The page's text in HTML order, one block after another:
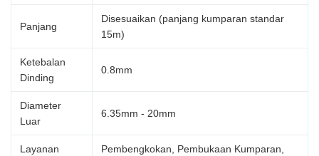
Panjang
Disesuaikan (panjang kumparan standar
15m)
Ketebalan
Dinding
0.8mm
Diameter
Luar
6.35mm - 20mm
Layanan
Pembengkokan, Pembukaan Kumparan,